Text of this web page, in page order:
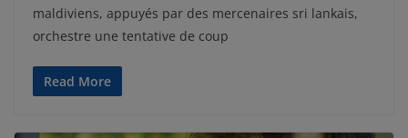
maldiviens, appuyés par des mercenaires sri lankais,
orchestre une tentative de coup
Read More